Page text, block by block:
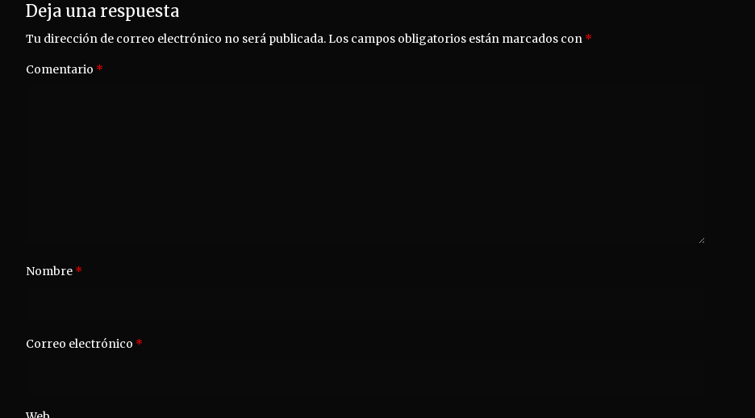
Deja una respuesta
Tu dirección de correo electrónico no será publicada.Los campos obligatorios están marcados con *
Comentario *
Nombre *
Correo electrónico *